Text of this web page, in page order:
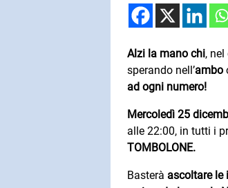
Alzi la mano chi,
sperando nell’ambo
ad ogni numero!
Mercoledì 25
alle 22:00, in tutti i
TOMBOLONE.
Basterà ascoltare le